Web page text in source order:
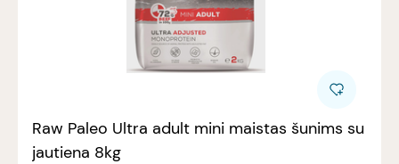
Raw Paleo Ultra adult mini maistas šunims su
jautiena 8kg